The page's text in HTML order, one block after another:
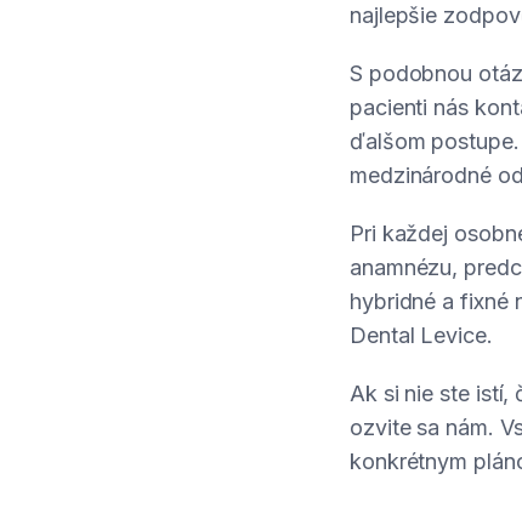
najlepšie
S podobnou
pacienti nás
ďalšom
medzinárodné
Pri každej
anamnézu,
hybridné a fixné
Dental Levice.
Ak si nie ste istí,
ozvite sa nám.
konkrétnym